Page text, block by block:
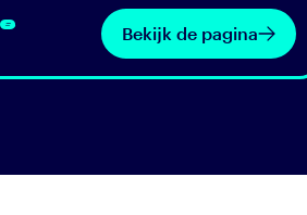
Bekijk de pagina